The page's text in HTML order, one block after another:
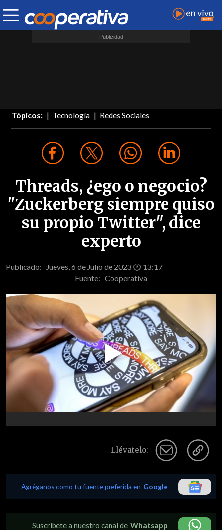
Tópicos: Tecnología Redes Sociales
Threads, ¿ego o negocio?
"Zuckerberg siempre quiso
su propio Twitter", dice
experto
Publicado: Jueves, 6 de Julio de 2023 🕐 13:17
Fuente: Cooperativa
Play
Video
Llévatelo:
Agréganos como tu fuente preferida en Google
Suscríbete a nuestro canal de Whatsapp